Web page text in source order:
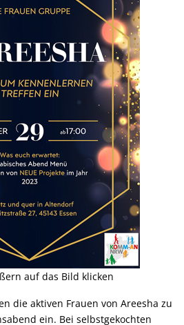
auf das Bild klicken
die aktiven Frauen von Areesha zu
ein. Bei selbstgekochten